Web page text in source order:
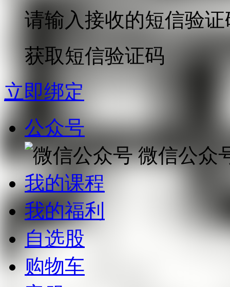
请输入接收的短信验证
获取短信验证码
立即绑定
公众号
微信公众
我的课程
我的福利
自选股
购物车